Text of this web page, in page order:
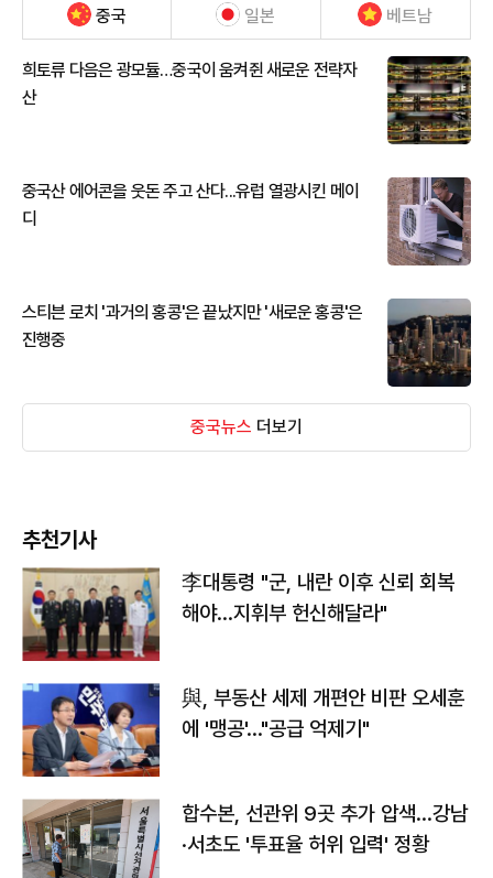
중국 일본 베트남
희토류 다음은 광모듈…중국이 움켜쥔 새로운 전략자
산
중국산 에어콘을 웃돈 주고 산다...유럽 열광시킨 메이
디
스티븐 로치 '과거의 홍콩'은 끝났지만 '새로운 홍콩'은
진행중
중국뉴스 더보기
추천기사
李대통령 "군, 내란 이후 신뢰 회복
해야…지휘부 헌신해달라"
與, 부동산 세제 개편안 비판 오세훈
에 '맹공'…"공급 억제기"
합수본, 선관위 9곳 추가 압색…강남
·서초도 '투표율 허위 입력' 정황